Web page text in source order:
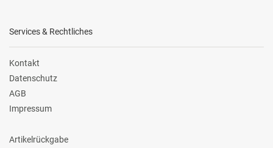
Services & Rechtliches
Kontakt
Datenschutz
AGB
Impressum
Artikelrückgabe